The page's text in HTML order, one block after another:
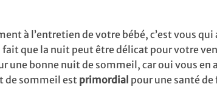
à l’entretien de votre bébé, c’est vous qui
fait que la nuit peut être délicat pour votre
bonne nuit de sommeil, car oui vous en
de sommeil est primordial pour une santé de